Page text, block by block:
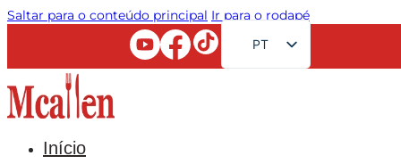
Saltar para o conteúdo principal Ir para o rodapé
PT
EN
Início